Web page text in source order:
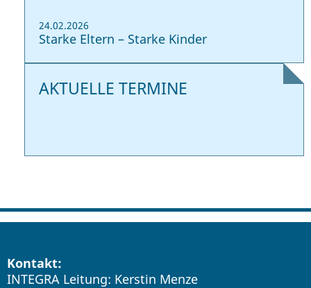
24.02.2026
Starke Eltern – Starke Kinder
AKTUELLE TERMINE
Kontakt:
INTEGRA Leitung: Kerstin Menze